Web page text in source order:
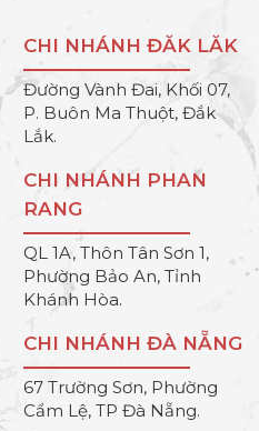
CHI NHÁNH ĐĂK LĂK
Đường Vành Đai, Khối 07,
P. Buôn Ma Thuột, Đắk
Lắk.
CHI NHÁNH PHAN
RANG
QL 1A, Thôn Tân Sơn 1,
Phường Bảo An, Tỉnh
Khánh Hòa.
CHI NHÁNH ĐÀ NẴNG
67 Trường Sơn, Phường
Cẩm Lệ, TP Đà Nẵng.